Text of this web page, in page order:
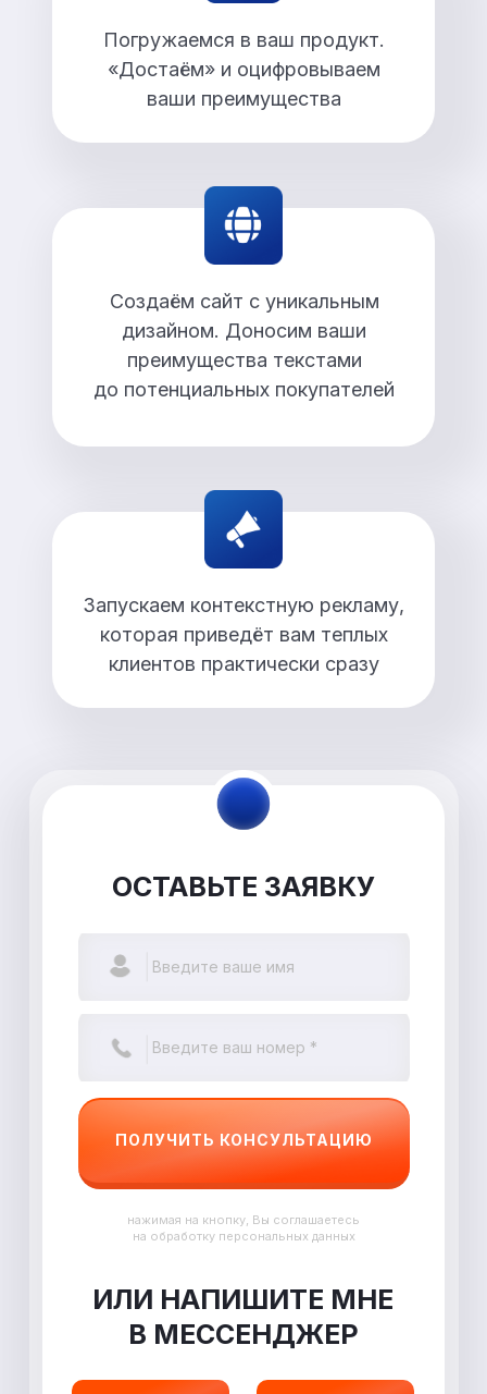
Погружаемся в ваш продукт.
«Достаём» и оцифровываем
ваши преимущества
ОСТАВЬТЕ ЗАЯВКУ
ПОЛУЧИТЬ КОНСУЛЬТАЦИЮ
нажимая на кнопку, Вы соглашаетесь
на обработку персональных данных
Создаём сайт с уникальным
дизайном. Доносим ваши
преимущества текстами
до потенциальных покупателей
Запускаем контекстную рекламу,
которая приведёт вам теплых
клиентов практически сразу
ИЛИ НАПИШИТЕ МНЕ
В МЕССЕНДЖЕР